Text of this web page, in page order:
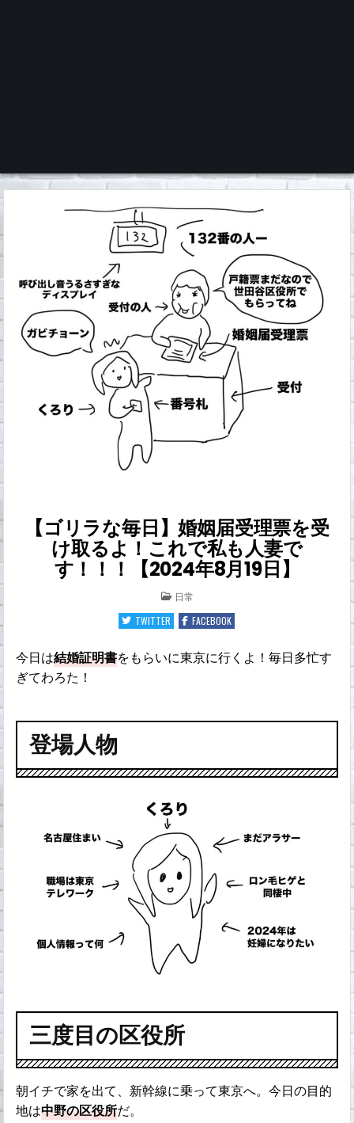
くろチャンネル
【ゴリラな毎日】婚姻届受理票を受
け取るよ！これで私も人妻で
す！！！【2024年8月19日】
POSTED
IN
日常
TWITTER
FACEBOOK
今日は結婚証明書をもらいに東京に行くよ！毎日多忙す
ぎてわろた！
登場人物
三度目の区役所
朝イチで家を出て、新幹線に乗って東京へ。今日の目的
地は中野の区役所だ。